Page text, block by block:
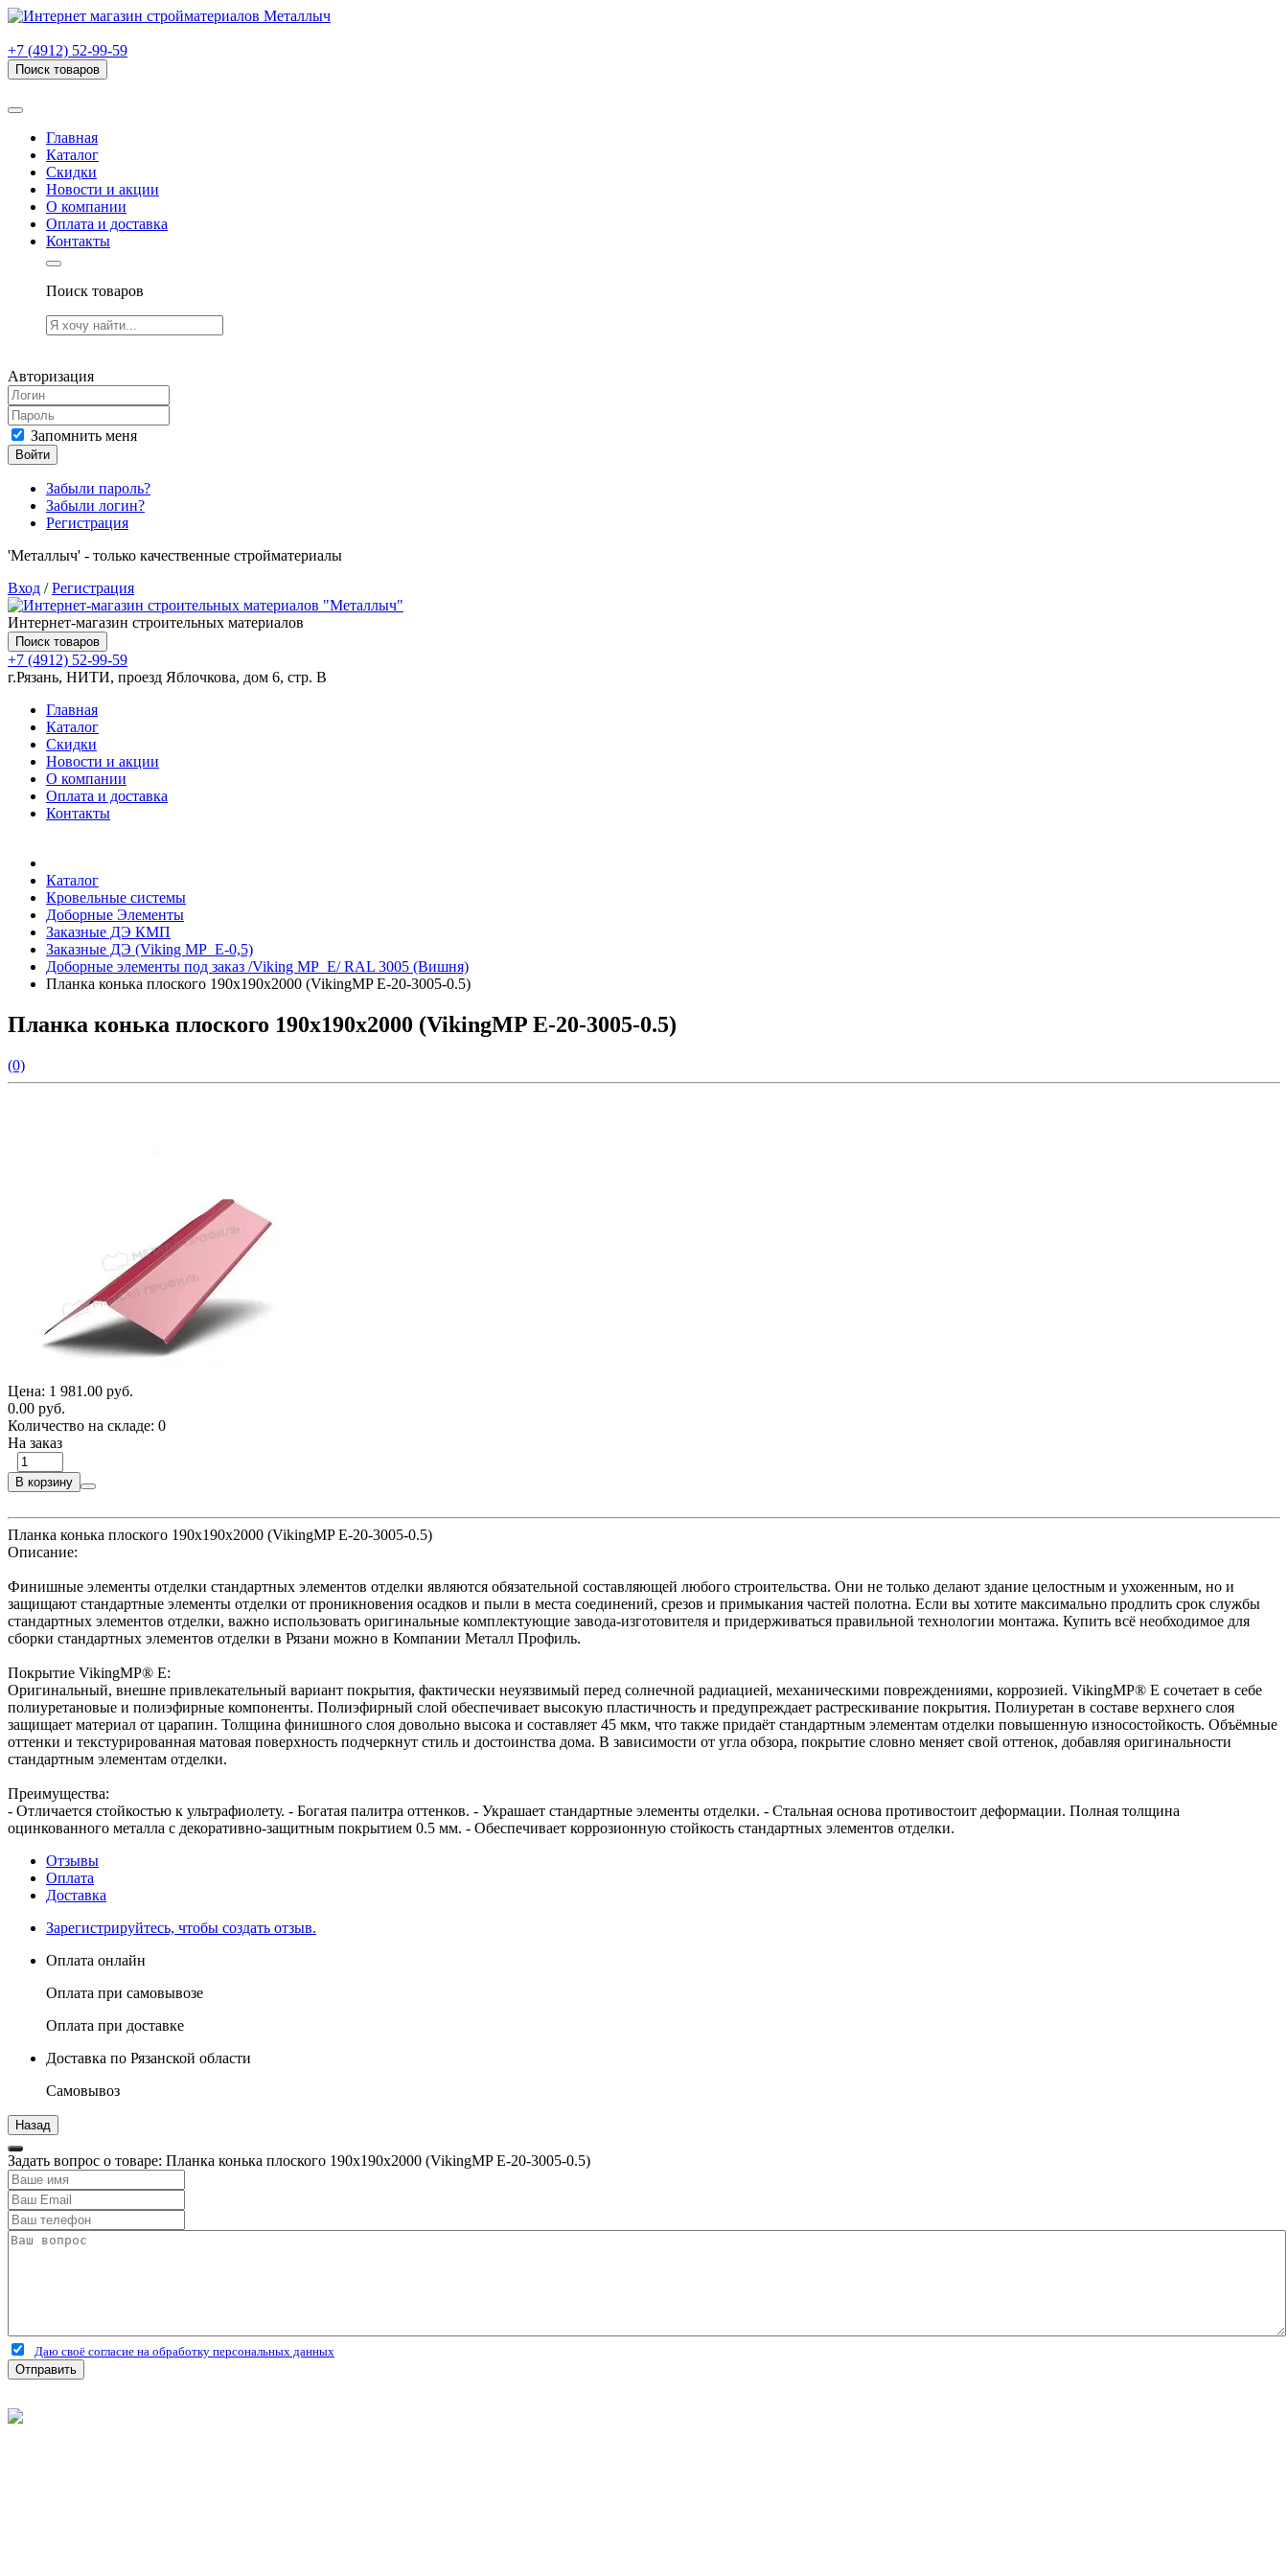
+7 (4912) 52-99-59
Поиск товаров
Главная
Каталог
Скидки
Новости и акции
О компании
Оплата и доставка
Контакты
Поиск товаров
Авторизация
Запомнить меня
Войти
Забыли пароль?
Забыли логин?
Регистрация
'Металлыч' - только качественные стройматериалы
Вход /Регистрация
Интернет-магазин строительных материалов
Поиск товаров
+7 (4912) 52-99-59
г.Рязань, НИТИ, проезд Яблочкова, дом 6, стр. В
Главная
Каталог
Скидки
Новости и акции
О компании
Оплата и доставка
Контакты
Каталог
Кровельные системы
Доборные Элементы
Заказные ДЭ КМП
Заказные ДЭ (Viking MP_E-0,5)
Доборные элементы под заказ /Viking MP_E/ RAL 3005 (Вишня)
Планка конька плоского 190х190х2000 (VikingMP E-20-3005-0.5)
Планка конька плоского 190х190х2000 (VikingMP E-20-3005-0.5)
(0)
Цена: 1 981.00 руб.
0.00 руб.
Количество на складе: 0
На заказ
В корзину
Планка конька плоского 190х190х2000 (VikingMP E-20-3005-0.5)
Описание:
Финишные элементы отделки стандартных элементов отделки являются обязательной составляющей любого строительства. Они не только делают здание целостным и ухоженным, но и
защищают стандартные элементы отделки от проникновения осадков и пыли в места соединений, срезов и примыкания частей полотна. Если вы хотите максимально продлить срок службы
стандартных элементов отделки, важно использовать оригинальные комплектующие завода-изготовителя и придерживаться правильной технологии монтажа. Купить всё необходимое для
сборки стандартных элементов отделки в Рязани можно в Компании Металл Профиль.
Покрытие VikingMP® E:
Оригинальный, внешне привлекательный вариант покрытия, фактически неуязвимый перед солнечной радиацией, механическими повреждениями, коррозией. VikingMP® E сочетает в себе
полиуретановые и полиэфирные компоненты. Полиэфирный слой обеспечивает высокую пластичность и предупреждает растрескивание покрытия. Полиуретан в составе верхнего слоя
защищает материал от царапин. Толщина финишного слоя довольно высока и составляет 45 мкм, что также придаёт стандартным элементам отделки повышенную износостойкость. Объёмные
оттенки и текстурированная матовая поверхность подчеркнут стиль и достоинства дома. В зависимости от угла обзора, покрытие словно меняет свой оттенок, добавляя оригинальности
стандартным элементам отделки.
Преимущества:
- Отличается стойкостью к ультрафиолету. - Богатая палитра оттенков. - Украшает стандартные элементы отделки. - Стальная основа противостоит деформации. Полная толщина
оцинкованного металла с декоративно-защитным покрытием 0.5 мм. - Обеспечивает коррозионную стойкость стандартных элементов отделки.
Отзывы
Оплата
Доставка
Зарегистрируйтесь, чтобы создать отзыв.
Оплата онлайн
Оплата при самовывозе
Оплата при доставке
Доставка по Рязанской области
Самовывоз
Задать вопрос о товаре: Планка конька плоского 190х190х2000 (VikingMP E-20-3005-0.5)
Даю своё согласие на обработку персональных данных
Отправить